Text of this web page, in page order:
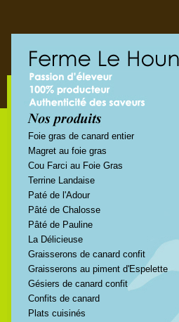
Foie gras de canard entier
Magret au foie gras
Cou Farci au Foie Gras
Terrine Landaise
Paté de l'Adour
Pâté de Chalosse
Pâté de Pauline
La Délicieuse
Graisserons de canard confit
Graisserons au piment d'Espelette
Gésiers de canard confit
Confits de canard
Plats cuisinés